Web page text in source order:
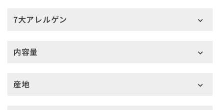
7大アレルゲン
内容量
産地